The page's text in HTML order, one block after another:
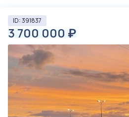
ID: 391837
3 700 000 ₽